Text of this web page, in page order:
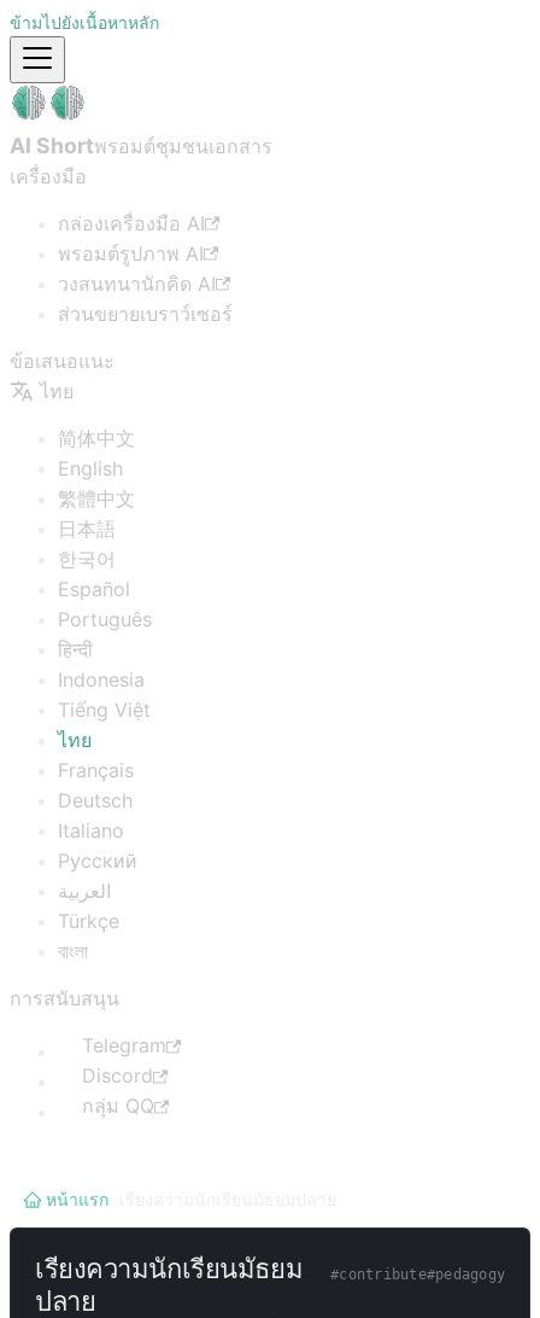
ข้ามไปยังเนื้อหาหลัก
AI Shortพรอมต์ชุมชนเอกสาร
เครื่องมือ
กล่องเครื่องมือ AI
พรอมต์รูปภาพ AI
วงสนทนานักคิด AI
ส่วนขยายเบราว์เซอร์
ข้อเสนอแนะ
ไทย
简体中文
English
繁體中文
日本語
한국어
Español
Português
हिन्दी
Indonesia
Tiếng Việt
ไทย
Français
Deutsch
Italiano
Русский
العربية
Türkçe
বাংলা
การสนับสนุน
Telegram
Discord
กลุ่ม QQ
หน้าแรก
เรียงความนักเรียนมัธยม
ปลาย
#contribute#pedagogy